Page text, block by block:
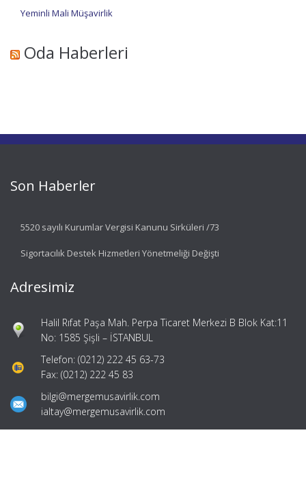
Yeminli Mali Müşavirlik
Oda Haberleri
Son Haberler
5520 sayılı Kurumlar Vergisi Kanunu Sirküleri /73
Sigortacılık Destek Hizmetleri Yönetmeliği Değişti
Adresimiz
Halil Rıfat Paşa Mah. Perpa Ticaret Merkezi B Blok Kat:11
No: 1585 Şişli – İSTANBUL
Telefon: (0212) 222 45 63-73
Fax: (0212) 222 45 83
bilgi@mergemusavirlik.com
ialtay@mergemusavirlik.com